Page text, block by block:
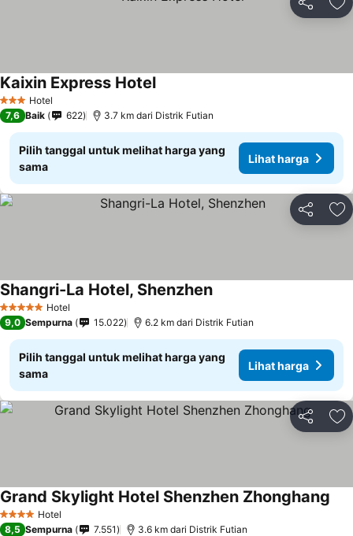
Bagikan
3 BintangHotel
Kaixin Express HotelLihat harga
7,6 Baik 622 3.7 km dari Distrik Futian
Pilih tanggal untuk melihat harga yang
sama
Lihat harga
Bagikan
5 Bintang Hotel
Shangri-La Hotel, ShenzhenLihat harga
9,0 Sempurna 15.022 6.2 km dari Distrik Futian
Pilih tanggal untuk melihat harga yang
sama
Lihat harga
Bagikan
4 BintangHotel
Grand Skylight Hotel Shenzhen Zhonghang
8,5 Sempurna 7.551 3.6 km dari Distrik Futian